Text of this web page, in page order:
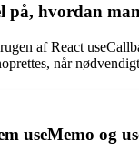
på, hvordan
af React
når
useMemo og